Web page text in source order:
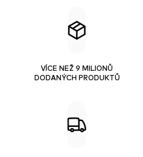
VÍCE NEŽ 9 MILIONŮ
DODANÝCH PRODUKTŮ